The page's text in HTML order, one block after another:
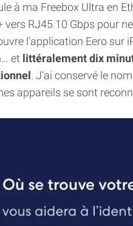
à ma Freebox Ultra en
vers RJ45 10 Gbps pour
l’application Eero
et littéralement dix
. J’ai conservé le
appareils se sont